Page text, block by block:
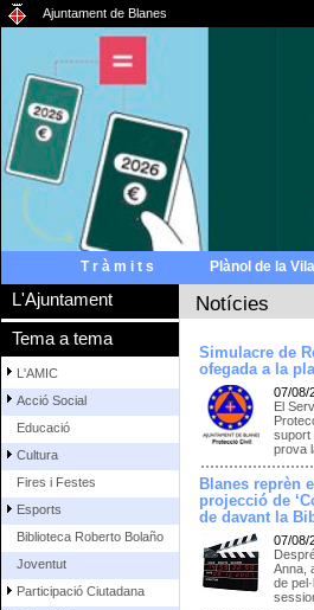
Ajuntament de Blanes
T r à m i t s Plànol de la Vila
L'Ajuntament
Tema a tema
L'AMIC
Acció Social
Educació
Cultura
Fires i Festes
Esports
Biblioteca Roberto Bolaño
Joventut
Participació Ciutadana
Notícies
Simulacre de
ofegada a la
07/08/
El
suport
prova
Blanes reprèn
projecció de
de davant la
07/08/
Anna,
de